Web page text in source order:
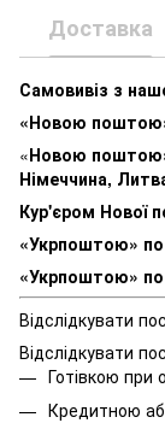
Доставка
Самовивіз з
«Новою поштою»
«Новою
Німеччина,
Кур'єром Нової
«Укрпоштою» по
«Укрпоштою» по
Відслідкувати
Відслідкувати
Готівкою при
Кредитною